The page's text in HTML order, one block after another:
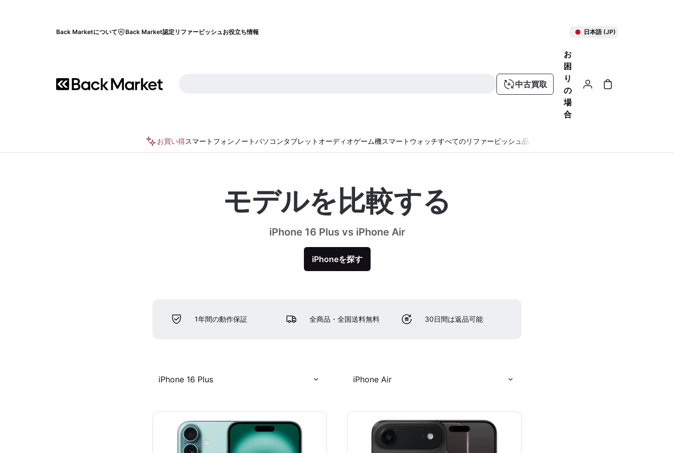
Back Marketについて Back Market認定リファービッシュお役立ち情報 日本語 (JP)
中古買取
お
困
り
の
場
合
お買い得スマートフォン ノートパソコンタブレット オーディオゲーム機スマートウォッチすべてのリファービッシュ品
モデルを比較する
iPhone 16 Plus vs iPhone Air
iPhoneを探す
1年間の動作保証 全商品・全国送料無料 30日間は返品可能
iPhone 16 Plus iPhone Air